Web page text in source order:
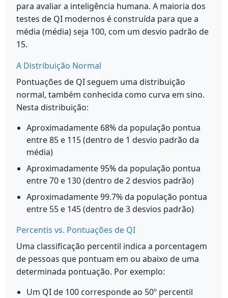
para avaliar a inteligência humana. A maioria dos
testes de QI modernos é construída para que a
média (média) seja 100, com um desvio padrão de
15.
A Distribuição Normal
Pontuações de QI seguem uma distribuição
normal, também conhecida como curva em sino.
Nesta distribuição:
Aproximadamente 68% da população pontua
entre 85 e 115 (dentro de 1 desvio padrão da
média)
Aproximadamente 95% da população pontua
entre 70 e 130 (dentro de 2 desvios padrão)
Aproximadamente 99.7% da população pontua
entre 55 e 145 (dentro de 3 desvios padrão)
Percentis vs. Pontuações de QI
Uma classificação percentil indica a porcentagem
de pessoas que pontuam em ou abaixo de uma
determinada pontuação. Por exemplo:
Um QI de 100 corresponde ao 50º percentil